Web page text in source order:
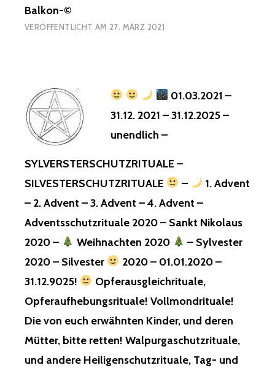
Balkon-©
VERÖFFENTLICHT AM 27. MÄRZ 2021
01.03.2021 –
31.12. 2021 – 31.12.2025 –
unendlich –
SYLVERSTERSCHUTZRITUALE –
SILVESTERSCHUTZRITUALE
–
1. Advent
– 2. Advent – 3. Advent – 4. Advent –
Adventsschutzrituale 2020 – Sankt Nikolaus
2020 –
Weihnachten 2020
– Sylvester
2020 – Silvester
2020 – 01.01.2020 –
31.12.9025!
Opferausgleichrituale,
Opferaufhebungsrituale! Vollmondrituale!
Die von euch erwähnten Kinder, und deren
Mütter, bitte retten! Walpurgaschutzrituale,
und andere Heiligenschutzrituale, Tag- und